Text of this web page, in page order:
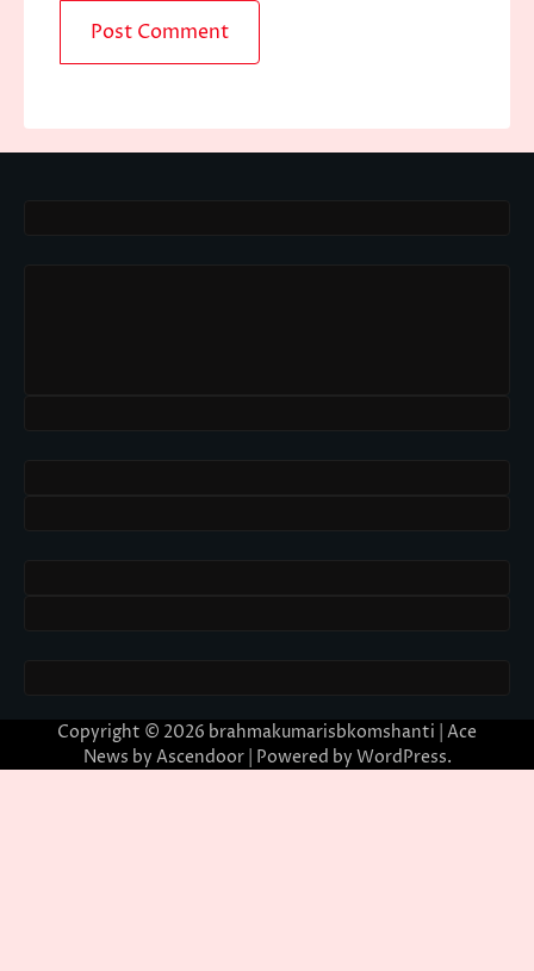
Copyright © 2026 brahmakumarisbkomshanti | Ace
News by Ascendoor| Powered by WordPress.